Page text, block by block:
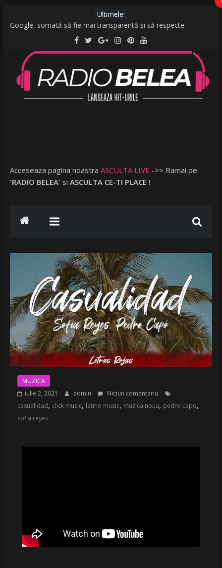
Ultimele:
Google, somată să fie mai transparentă și să respecte
legislația UE: Cum stabilește ordinea rezultatelor unei căutări?
De la caniculă la vijelii în câteva minute. O furtună puternică a
făcut ravagii în zeci de localități și în București
Raed Arafat: Nu cred că vorbim despre discriminare dacă se
limitează accesul celor nevaccinați în anumite locații
AMI – O Fată Obişnuită
Ce a postat Lambada, fosta soție a lui Tzancă Uraganu, la
Acceseaza pagina noastra ASCULTA LIVE ->> Ramai pe
'RADIO BELEA' si ASCULTA CE-TI PLACE !
MUZICA
iulie 2, 2021
admin
Niciun comentariu
casualidad, click music, latino music, muzica noua, pedro capo,
sofia reyes